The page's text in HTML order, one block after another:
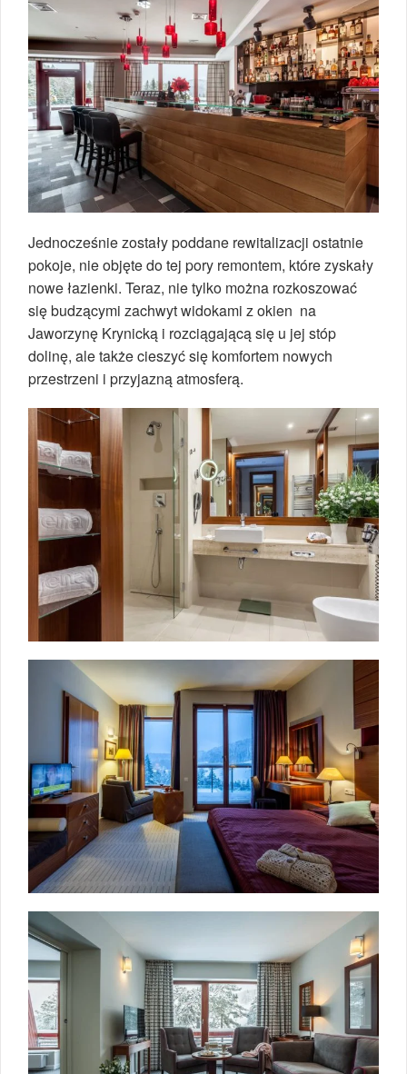
Jednocześnie zostały poddane rewitalizacji ostatnie
pokoje, nie objęte do tej pory remontem, które zyskały
nowe łazienki. Teraz, nie tylko można rozkoszować
się budzącymi zachwyt widokami z okien na
Jaworzynę Krynicką i rozciągającą się u jej stóp
dolinę, ale także cieszyć się komfortem nowych
przestrzeni i przyjazną atmosferą.